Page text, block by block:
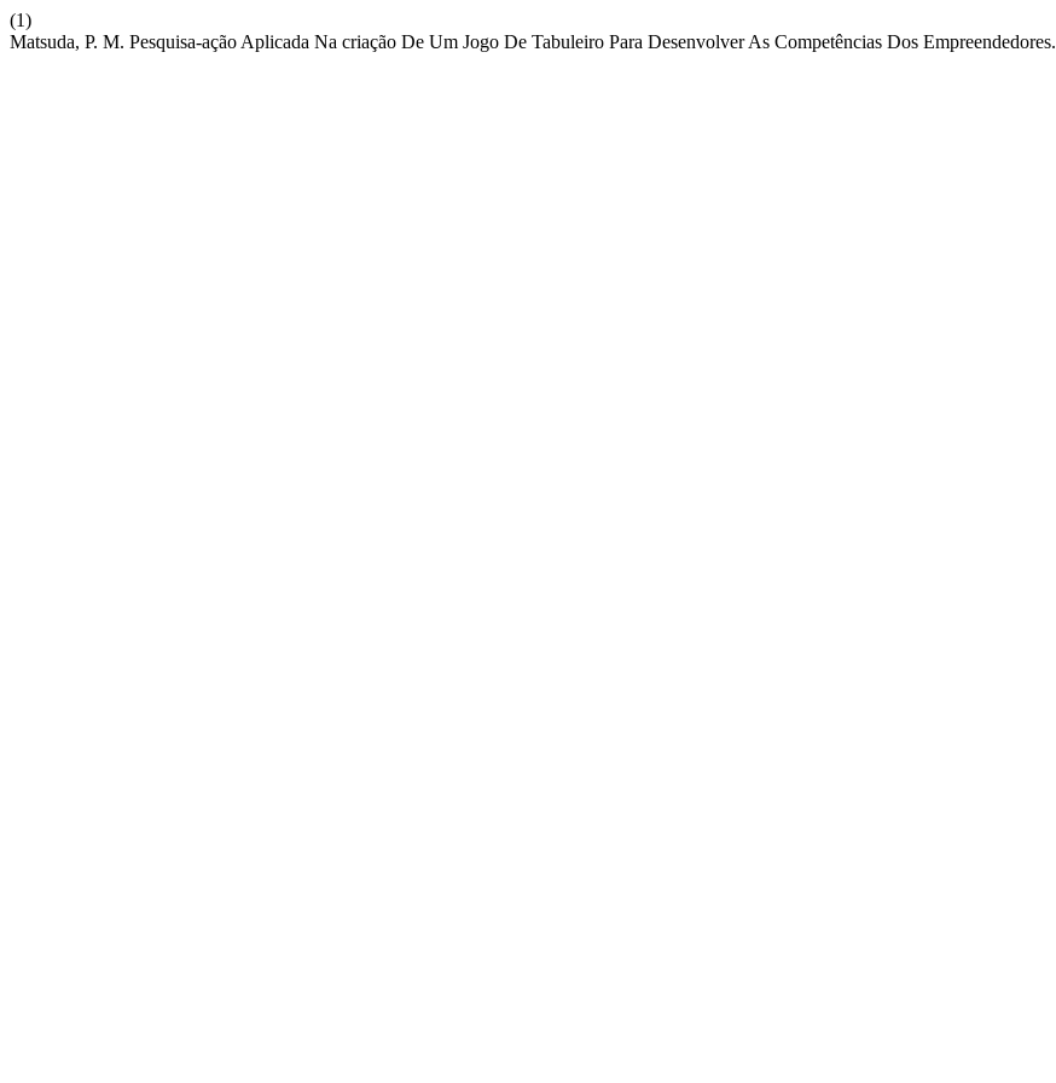
(1)
Matsuda, P. M. Pesquisa-ação Aplicada Na criação De Um Jogo De Tabuleiro Para Desenvolver As Competências Dos Empreendedores.